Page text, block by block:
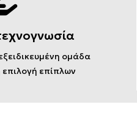
ομάδα
επίπλων